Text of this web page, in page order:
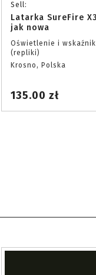
Sell:
Latarka SureFire
jak nowa
Oświetlenie i
(repliki)
Krosno, Polska
135.00 zł